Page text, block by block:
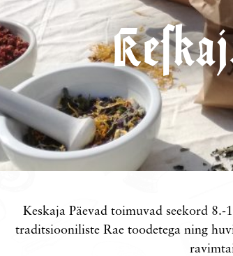
Keskaja Päevad toimuvad seekord
traditsiooniliste Rae toodetega ning